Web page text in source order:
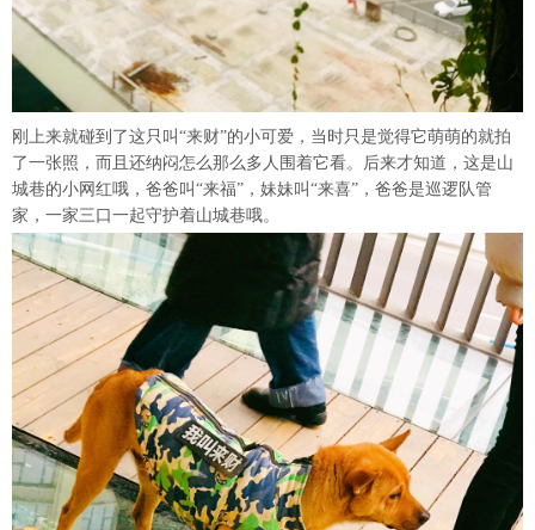
刚上来就碰到了这只叫“来财”的小可爱，当时只是觉得它萌萌的就拍
了一张照，而且还纳闷怎么那么多人围着它看。后来才知道，这是山
城巷的小网红哦，爸爸叫“来福”，妹妹叫“来喜”，爸爸是巡逻队管
家，一家三口一起守护着山城巷哦。